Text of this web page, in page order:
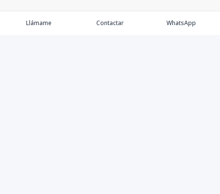
Llámame Contactar WhatsApp